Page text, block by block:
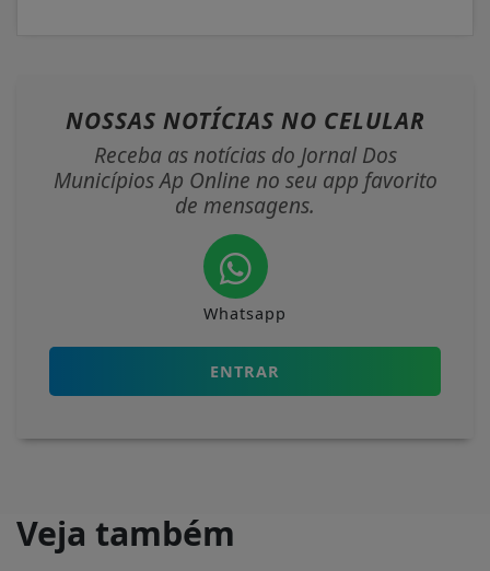
NOSSAS NOTÍCIAS NO CELULAR
Receba as notícias do Jornal Dos
Municípios Ap Online no seu app favorito
de mensagens.
Whatsapp
ENTRAR
Veja também